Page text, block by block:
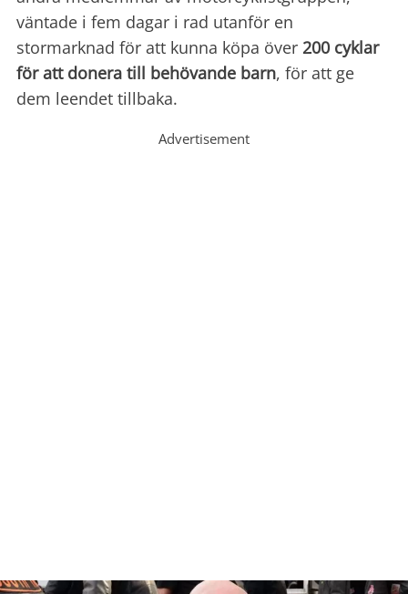
väntade i fem dagar i rad utanför en
stormarknad för att kunna köpa över 200 cyklar
för att donera till behövande barn, för att ge
dem leendet tillbaka.
Advertisement